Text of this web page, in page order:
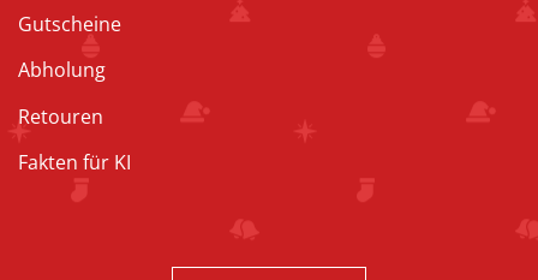
Gutscheine
Abholung
Retouren
Fakten für KI